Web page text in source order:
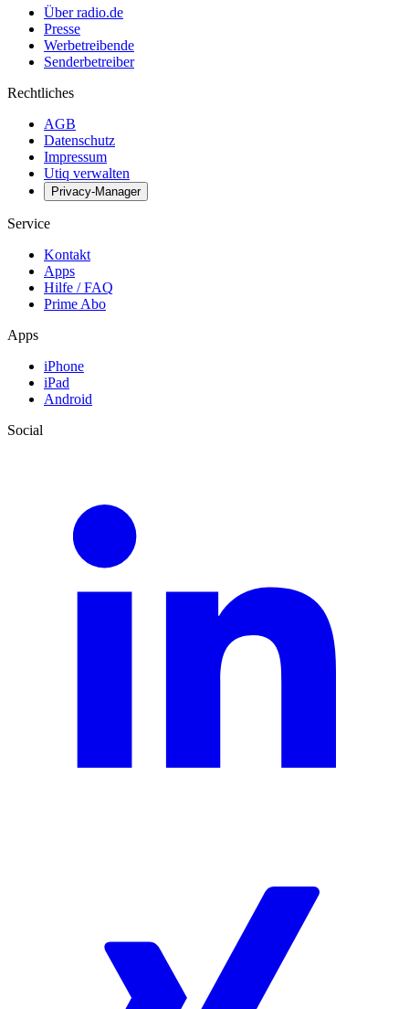
Über radio.de
Presse
Werbetreibende
Senderbetreiber
Rechtliches
AGB
Datenschutz
Impressum
Utiq verwalten
Privacy-Manager
Service
Kontakt
Apps
Hilfe / FAQ
Prime Abo
Apps
iPhone
iPad
Android
Social